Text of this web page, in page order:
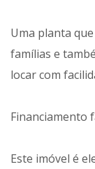
Uma planta
famílias e
locar com
Financiamento
Este imóvel é